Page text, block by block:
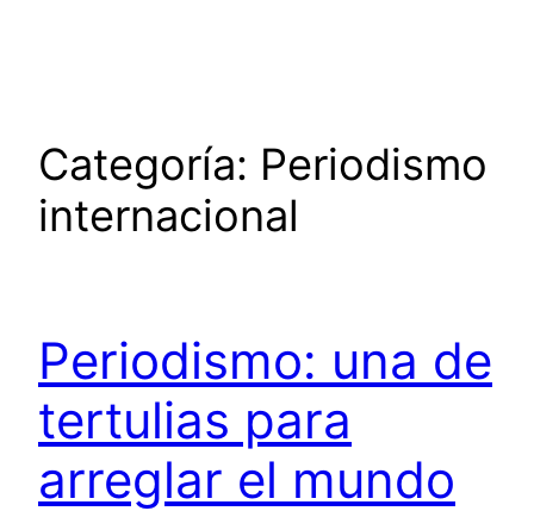
Categoría: Periodismo
internacional
Periodismo: una de
tertulias para
arreglar el mundo